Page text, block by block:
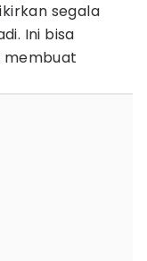
segala
Ini bisa
membuat